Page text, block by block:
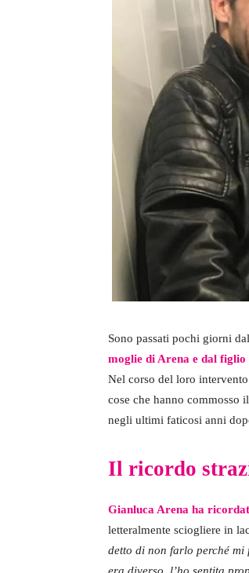
Sono passati pochi giorni
moglie di Arena e dal figlio
Nel corso del loro
cose che hanno
negli ultimi faticosi anni
Il ricordo
Gianluca Arena ha
letteralmente sciogliere in
detto di non farlo perché mi
era diverso, l’ho sentita